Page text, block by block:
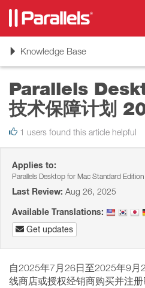
ToggleKnowledge Base
Parallels
技术保障计划
1 users found this article helpful
Applies to:
Parallels Desktop for Mac Standard Edition
Last Review: Aug 26, 2025
Available Translations:
Get updates
自2025年7月26日至2025年9月
线商店或授权经销商购买并注册